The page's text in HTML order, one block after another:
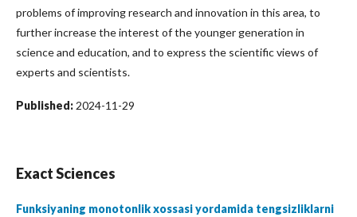
problems of improving research and innovation in this area, to
further increase the interest of the younger generation in
science and education, and to express the scientific views of
experts and scientists.
Published: 2024-11-29
Exact Sciences
Funksiyaning monotonlik xossasi yordamida tengsizliklarni